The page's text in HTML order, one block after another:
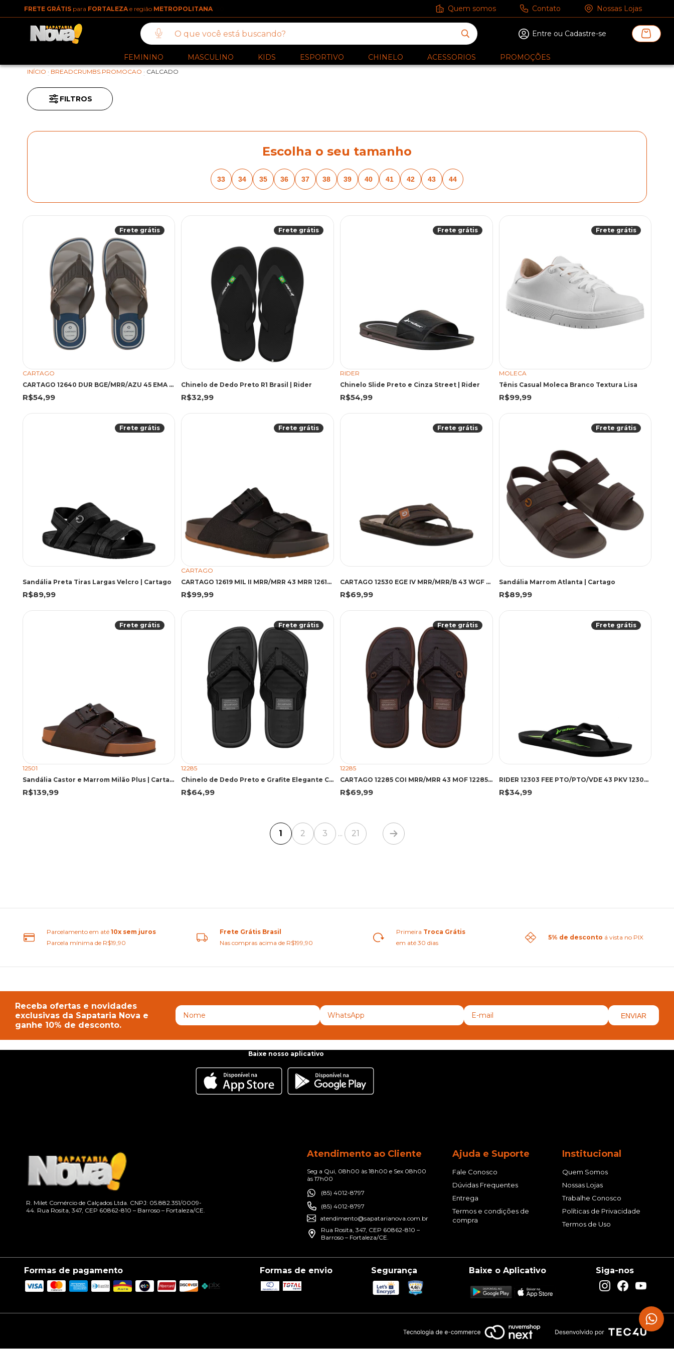
FRETE GRÁTIS para FORTALEZA e região METROPOLITANA Quem somos Contato Nossas Lojas
Entre ou Cadastre-se
FEMININO MASCULINO KIDS ESPORTIVO CHINELO ACESSORIOS PROMOÇÕES
INÍCIO · BREADCRUMBS.PROMOCAO · CALCADO
FILTROS
Escolha o seu tamanho
33 34 35 36 37 38 39 40 41 42 43 44
Frete grátis
CARTAGO
CARTAGO 12640 DUR BGE/MRR/AZU 45 EMA 12640 BEGE/MARROM/AZUL
R$54,99
Frete grátis
Chinelo de Dedo Preto R1 Brasil | Rider
R$32,99
Frete grátis
RIDER
Chinelo Slide Preto e Cinza Street | Rider
R$54,99
Frete grátis
MOLECA
Tênis Casual Moleca Branco Textura Lisa
R$99,99
Frete grátis
Sandália Preta Tiras Largas Velcro | Cartago
R$89,99
Frete grátis
CARTAGO
CARTAGO 12619 MIL II MRR/MRR 43 MRR 12619 MARROM
R$99,99
Frete grátis
CARTAGO 12530 EGE IV MRR/MRR/B 43 WGF 12530 MARROM/MARROM/BEGE
R$69,99
Frete grátis
Sandália Marrom Atlanta | Cartago
R$89,99
Frete grátis
12501
Sandália Castor e Marrom Milão Plus | Cartago
R$139,99
Frete grátis
12285
Chinelo de Dedo Preto e Grafite Elegante Casual | Cartago
R$64,99
Frete grátis
12285
CARTAGO 12285 COI MRR/MRR 43 MOF 12285 MARROM/MARROM
R$69,99
Frete grátis
RIDER 12303 FEE PTO/PTO/VDE 43 PKV 12303 PRETO/PRETO/VERDE
R$34,99
1 2 3 ... 21
Parcelamento em até10x sem juros
Parcela mínima de R$19,90
Frete Grátis Brasil
Nas compras acima de R$199,90
Primeira Troca Grátis
em até 30 dias
5% de desconto á vista no PIX
Receba ofertas e novidades
exclusivas da Sapataria Nova e
ganhe 10% de desconto.
ENVIAR
Baixe nosso aplicativo
R. Milet Comércio de Calçados Ltda. CNPJ: 05.882.351/0009-
44. Rua Rosita, 347, CEP 60862-810 – Barroso – Fortaleza/CE.
Atendimento ao Cliente
Seg a Qui, 08h00 às 18h00 e Sex 08h00
às 17h00
(85) 4012-8797
(85) 4012-8797
atendimento@sapatarianova.com.br
Rua Rosita, 347, CEP 60862-810 –
Barroso – Fortaleza/CE.
Ajuda e Suporte
Fale Conosco
Dúvidas Frequentes
Entrega
Termos e condições de
compra
Institucional
Quem Somos
Nossas Lojas
Trabalhe Conosco
Políticas de Privacidade
Termos de Uso
Formas de pagamento Formas de envio Segurança Baixe o Aplicativo Siga-nos